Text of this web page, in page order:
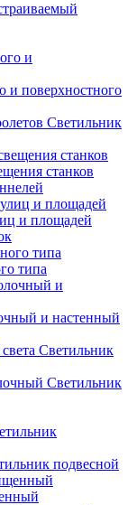
и поверхностного
Светильник
станков
и площадей
типа
и настенный
Светильник
Светильник
подвесной